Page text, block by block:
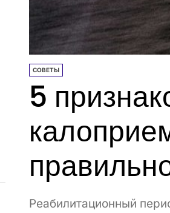
СОВЕТЫ
5
Реабилитационный